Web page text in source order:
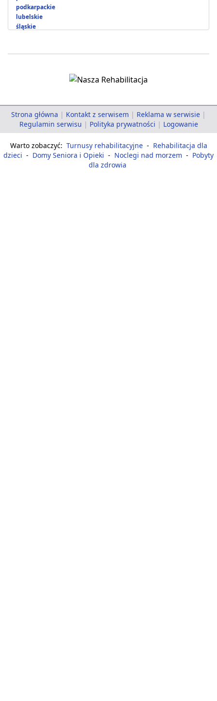
podkarpackie
lubelskie
śląskie
Strona główna | Kontakt z serwisem | Reklama w serwisie |
Regulamin serwisu | Polityka prywatności | Logowanie
Warto zobaczyć: Turnusy rehabilitacyjne - Rehabilitacja dla
dzieci - Domy Seniora i Opieki - Noclegi nad morzem - Pobyty
dla zdrowia